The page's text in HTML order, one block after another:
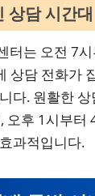
상담 시간대
터는 오전 7
상담 전화가
다. 원활한
오후 1시부터
과적입니다.